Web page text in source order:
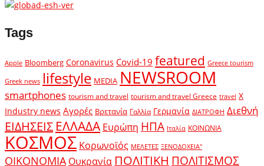
Tags
Apple Bloomberg Coronavirus Covid-19 featured Greece tourism
Greek news lifestyle MEDIA NEWSROOM
smartphones tourism and travel tourism and travel Greece travel X
Industry news Αγορές Βρετανία Γαλλία Γερμανία ΔΙΑΤΡΟΦΗ Διεθνή
ΕΙΔΗΣΕΙΣ ΕΛΛΑΔΑ Ευρώπη ΗΠΑ Ιταλία ΚΟΙΝΩΝΙΑ
ΚΟΣΜΟΣ Κορωνοϊός ΜΕΛΕΤΕΣ ΞΕΝΟΔΟΧΕΙΑ"
ΟΙΚΟΝΟΜΙΑ Ουκρανία ΠΟΛΙΤΙΚΗ ΠΟΛΙΤΙΣΜΟΣ